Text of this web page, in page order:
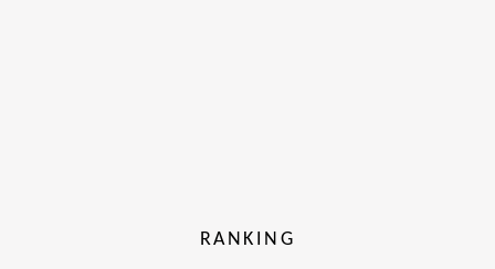
RANKING